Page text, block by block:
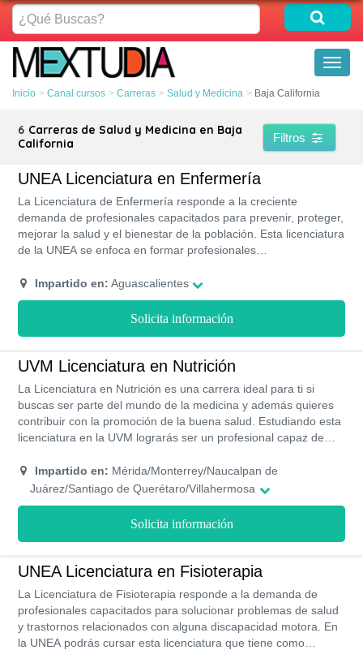
¿Qué
Buscas?
Inicio Canal cursos Carreras Salud y Medicina Baja California
6 Carreras de Salud y Medicina en Baja
California
Filtros
UNEA Licenciatura en Enfermería
La Licenciatura de Enfermería responde a la creciente
demanda de profesionales capacitados para prevenir, proteger,
mejorar la salud y el bienestar de la población. Esta licenciatura
de la UNEA se enfoca en formar profesionales
brindar atención de calidad a seres humanos de distintas
edades y condiciones. Por lo tanto, como profesional ayudarás
a contribuir con el cuidado y atención del paciente, así como de
la asistencia del medico.
Impartido en: Aguascalientes
Solicita información
UVM Licenciatura en Nutrición
La Licenciatura en Nutrición es una carrera ideal para ti si
buscas ser parte del mundo de la medicina y además quieres
contribuir con la promoción de la buena salud. Estudiando esta
licenciatura en la UVM lograrás ser un profesional capaz de
necesarios para que el cuerpo humano se mantenga en un
buen estado físico. Esta carrera se imparte de forma presencial
Impartido en: Mérida/Monterrey/Naucalpan de
Juárez/Santiago de Querétaro/Villahermosa
Solicita información
UNEA Licenciatura en Fisioterapia
La Licenciatura de Fisioterapia responde a la demanda de
profesionales capacitados para solucionar problemas de salud
y trastornos relacionados con alguna discapacidad motora. En
la UNEA podrás cursar esta licenciatura que tiene como